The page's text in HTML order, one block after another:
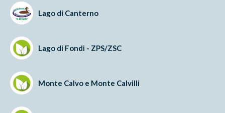
Lago di Canterno
Lago di Fondi - ZPS/ZSC
Monte Calvo e Monte Calvilli